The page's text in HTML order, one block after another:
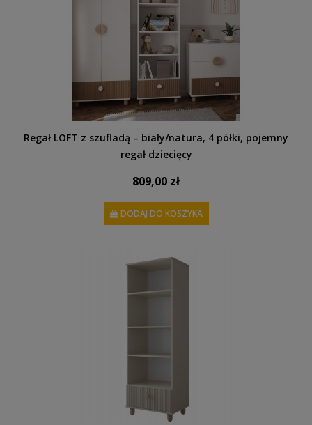
Regał LOFT z szufladą – biały/natura, 4 półki, pojemny
regał dziecięcy
809,00 zł
DODAJ DO KOSZYKA